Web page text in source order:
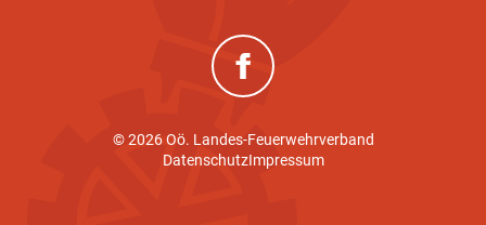
(neues Fenster)
© 2026 Oö. Landes-Feuerwehrverband
DatenschutzImpressum